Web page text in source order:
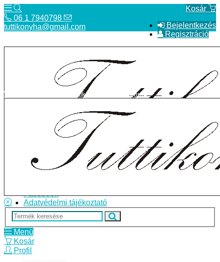
Kosár
Bejelentkezés
Regisztráció
06 1 7940798
tuttikonyha@gmail.com
Telefon
Szállítás
Facebook
Adatvédelmi tájékoztató
tuttikonyha@gmail.com
Menü
Kosár
Profil